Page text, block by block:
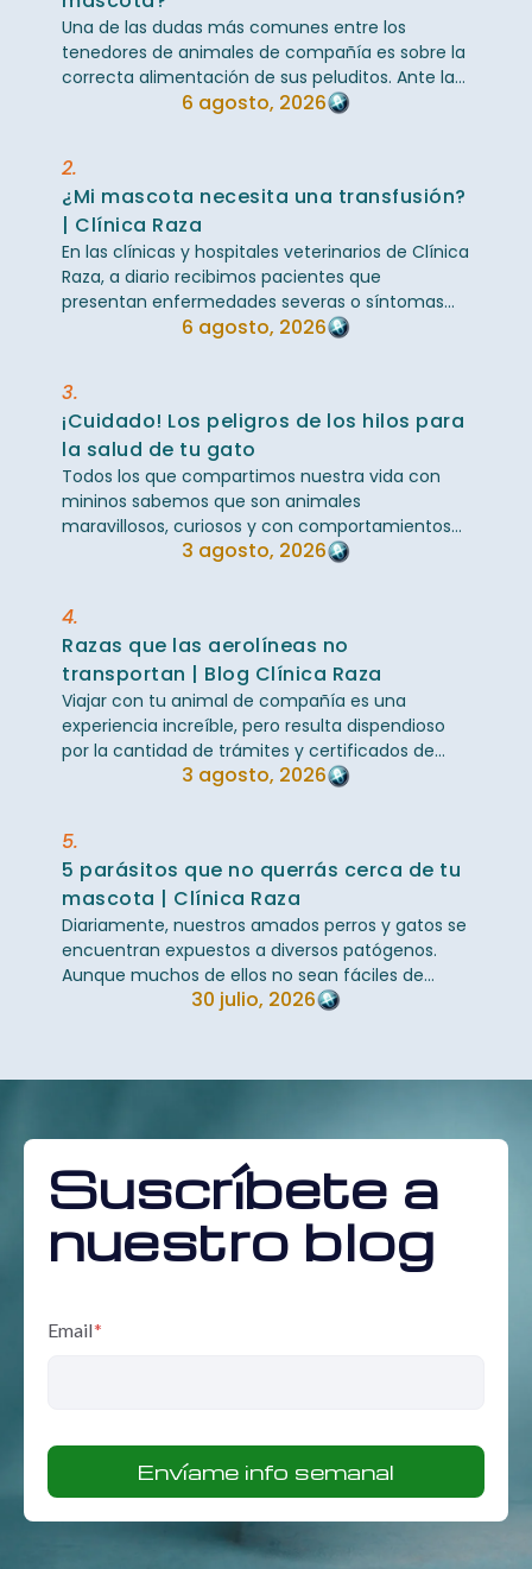
Una de las dudas más comunes entre los
tenedores de animales de compañía es sobre la
correcta alimentación de sus peluditos. Ante la
inmensa variedad de marcas en el mercado, ...
6 agosto, 2026
2.
¿Mi mascota necesita una transfusión?
| Clínica Raza
En las clínicas y hospitales veterinarios de Clínica
Raza, a diario recibimos pacientes que
presentan enfermedades severas o síntomas
críticos que llevan a nuestro equipo médico a ...
6 agosto, 2026
3.
¡Cuidado! Los peligros de los hilos para
la salud de tu gato
Todos los que compartimos nuestra vida con
mininos sabemos que son animales
maravillosos, curiosos y con comportamientos
bastante peculiares. Sin embargo, una de sus
3 agosto, 2026
4.
Razas que las aerolíneas no
transportan | Blog Clínica Raza
Viajar con tu animal de compañía es una
experiencia increíble, pero resulta dispendioso
por la cantidad de trámites y certificados de
salud requeridos, especialmente cuando el ...
3 agosto, 2026
5.
5 parásitos que no querrás cerca de tu
mascota | Clínica Raza
Diariamente, nuestros amados perros y gatos se
encuentran expuestos a diversos patógenos.
Aunque muchos de ellos no sean fáciles de
observar a simple vista, pueden habitar en su ...
30 julio, 2026
Suscríbete a
nuestro blog
Email*